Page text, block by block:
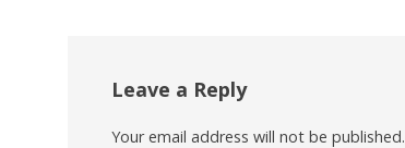
Leave a Reply
Your email address will not be published.